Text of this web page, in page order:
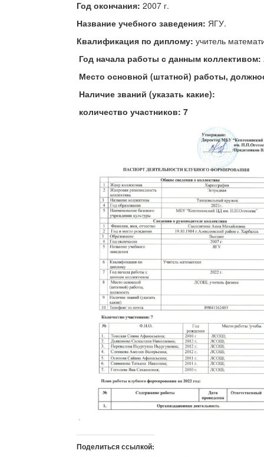
Год окончания: 2007 г.
Название учебного заведения: ЯГУ.
Квалификация по диплому: учитель
Год начала работы с данным коллективом:
Место основной (штатной) работы,
Наличие званий (указать какие):
количество участников: 7
Поделиться ссылкой: